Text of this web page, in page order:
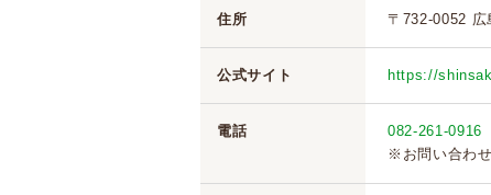
住所 〒732-0052 広
公式サイト https://
電話
082-261-0916
※お問い合わ